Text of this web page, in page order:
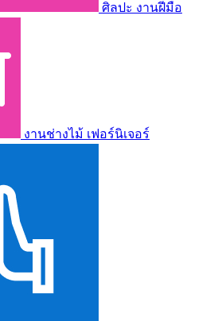
ศิลปะ งานฝีมือ
งานช่างไม้ เฟอร์นิเจอร์